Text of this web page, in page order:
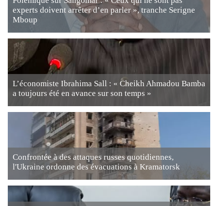
experts doivent arrêter d’en parler », tranche Serigne
Mboup
L’économiste Ibrahima Sall : « Cheikh Ahmadou Bamba
a toujours été en avance sur son temps »
Confrontée à des attaques russes quotidiennes,
l'Ukraine ordonne des évacuations à Kramatorsk